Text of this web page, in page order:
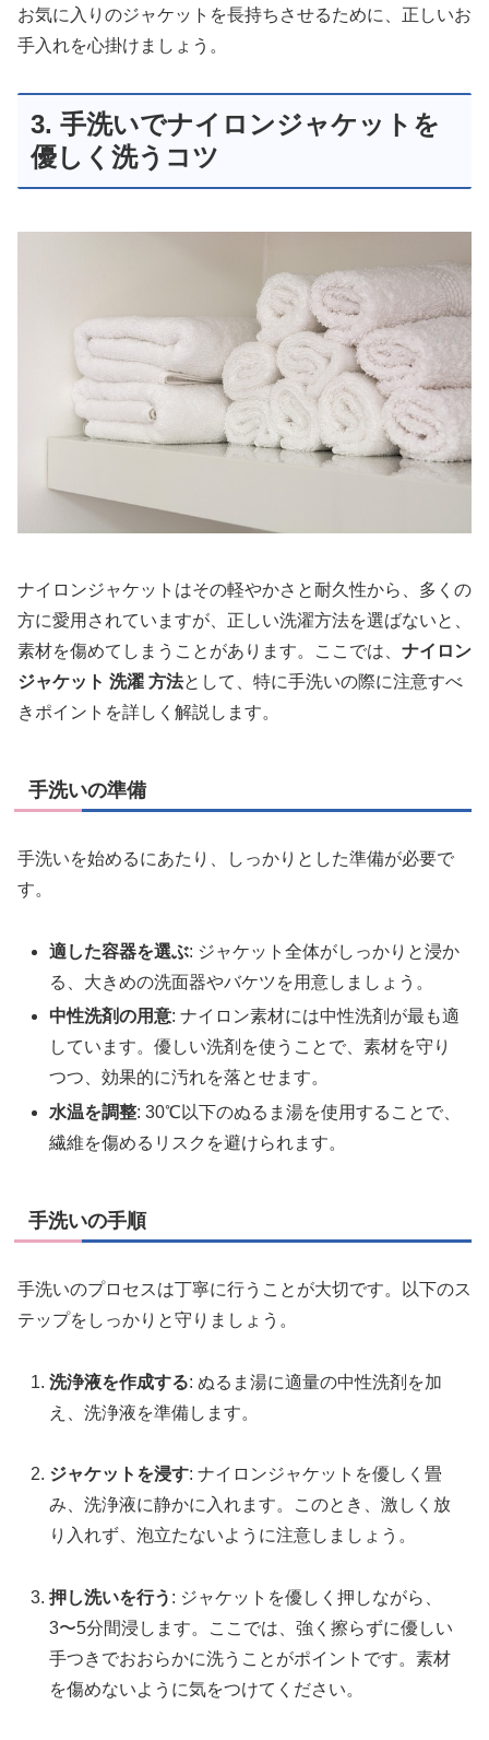
お気に入りのジャケットを長持ちさせるために、正しいお
手入れを心掛けましょう。
3. 手洗いでナイロンジャケットを
優しく洗うコツ
ナイロンジャケットはその軽やかさと耐久性から、多くの
方に愛用されていますが、正しい洗濯方法を選ばないと、
素材を傷めてしまうことがあります。ここでは、 ナイロン
ジャケット 洗濯 方法として、特に手洗いの際に注意すべ
きポイントを詳しく解説します。
手洗いの準備
手洗いを始めるにあたり、しっかりとした準備が必要で
す。
適した容器を選ぶ: ジャケット全体がしっかりと浸か
る、大きめの洗面器やバケツを用意しましょう。
中性洗剤の用意: ナイロン素材には中性洗剤が最も適
しています。優しい洗剤を使うことで、素材を守り
つつ、効果的に汚れを落とせます。
水温を調整: 30℃以下のぬるま湯を使用することで、
繊維を傷めるリスクを避けられます。
手洗いの手順
手洗いのプロセスは丁寧に行うことが大切です。以下のス
テップをしっかりと守りましょう。
洗浄液を作成する: ぬるま湯に適量の中性洗剤を加
え、洗浄液を準備します。
ジャケットを浸す: ナイロンジャケットを優しく畳
み、洗浄液に静かに入れます。このとき、激しく放
り入れず、泡立たないように注意しましょう。
押し洗いを行う : ジャケットを優しく押しながら、
3〜5分間浸します。ここでは、強く擦らずに優しい
手つきでおおらかに洗うことがポイントです。素材
を傷めないように気をつけてください。